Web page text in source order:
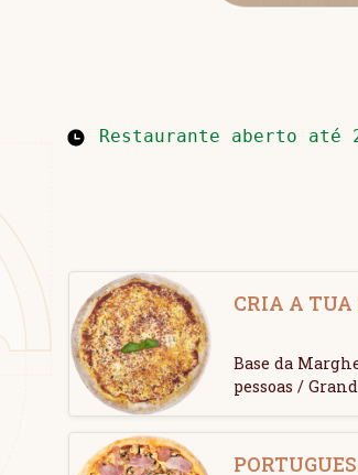
Restaurante aberto até
CRIA A TUA
Base da
pessoas /